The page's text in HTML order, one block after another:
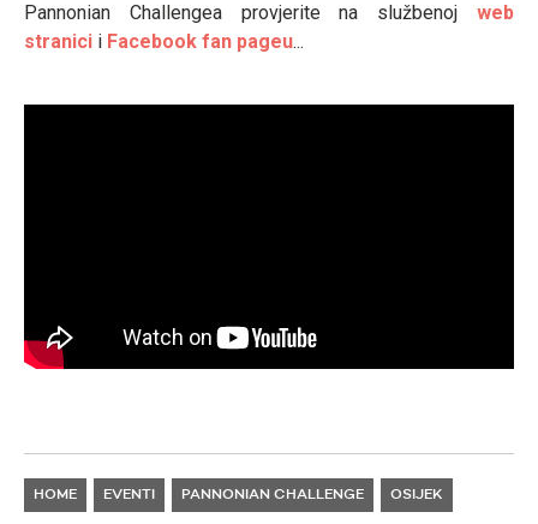
Pannonian Challengea provjerite na službenoj web
stranici i Facebook fan pageu...
HOME EVENTI PANNONIAN CHALLENGE OSIJEK